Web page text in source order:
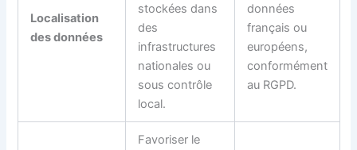
Localisation
des données
stockées dans
des
infrastructures
nationales ou
sous contrôle
local.
données
français ou
européens,
conformément
au RGPD.
Favoriser le